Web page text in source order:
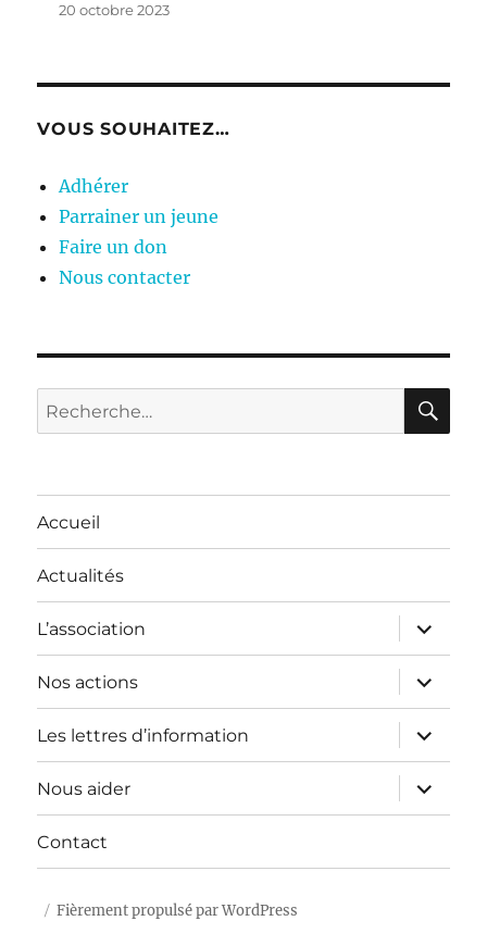
20 octobre 2023
VOUS SOUHAITEZ…
Adhérer
Parrainer un jeune
Faire un don
Nous contacter
Recherche
pour :
Accueil
Actualités
L’association
ouvrir
le
sous-
menu
Nos actions
ouvrir
le
sous-
menu
Les lettres d’information
ouvrir
le
sous-
menu
Nous aider
ouvrir
le
sous-
Contact
Fièrement propulsé par WordPress